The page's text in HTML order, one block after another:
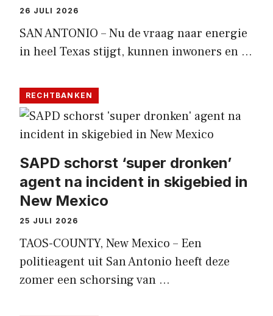
26 JULI 2026
SAN ANTONIO – Nu de vraag naar energie
in heel Texas stijgt, kunnen inwoners en …
RECHTBANKEN
SAPD schorst ‘super dronken’
agent na incident in skigebied in
New Mexico
25 JULI 2026
TAOS-COUNTY, New Mexico – Een
politieagent uit San Antonio heeft deze
zomer een schorsing van …